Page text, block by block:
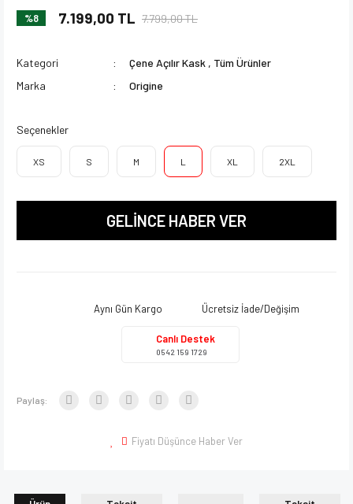
%8 7.199,00 TL 7.799,00 TL
Kategori Çene Açılır Kask , Tüm Ürünler
Marka
Origine
Seçenekler
XS S M L XL 2XL
GELİNCE HABER VER
Aynı Gün Kargo Ücretsiz İade/Değişim
Canlı Destek
0542 159 1729
Paylaş:
Fiyatı Düşünce Haber Ver